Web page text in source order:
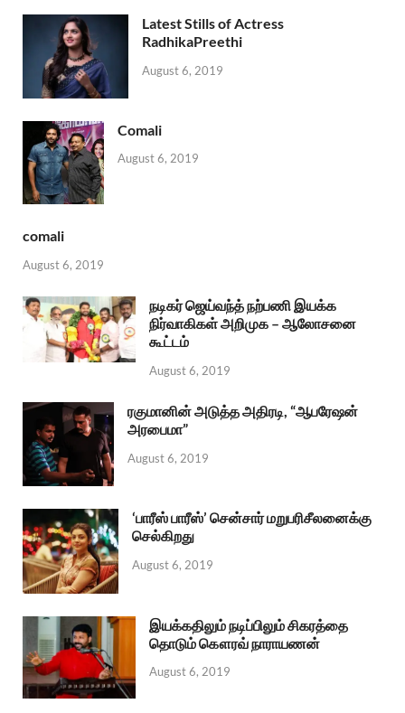
Latest Stills of Actress
RadhikaPreethi
August 6, 2019
Comali
August 6, 2019
comali
August 6, 2019
நடிகர் ஜெய்வந்த் நற்பணி இயக்க
நிர்வாகிகள் அறிமுக – ஆலோசனை
கூட்டம்
August 6, 2019
ரகுமானின் அடுத்த அதிரடி, “ஆபரேஷன்
அரபைமா”
August 6, 2019
‘பாரீஸ் பாரீஸ்’ சென்சார் மறுபரிசீலனைக்கு
செல்கிறது
August 6, 2019
இயக்கதிலும் நடிப்பிலும் சிகரத்தை
தொடும் கௌரவ் நாராயணன்
August 6, 2019